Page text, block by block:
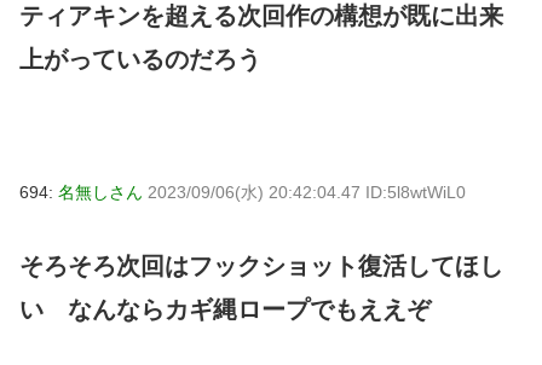
ティアキンを超える次回作の構想が既に出来
上がっているのだろう
694: 名無しさん 2023/09/06(水) 20:42:04.47 ID:5l8wtWiL0
そろそろ次回はフックショット復活してほし
い なんならカギ縄ロープでもええぞ